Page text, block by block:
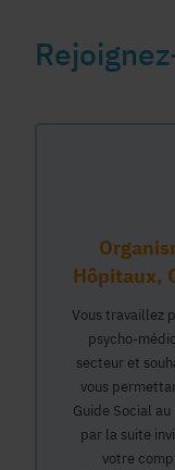
Hôpitaux,
Vous travaillez
psycho-
secteur et
vous
Guide Social
par la suite
votre